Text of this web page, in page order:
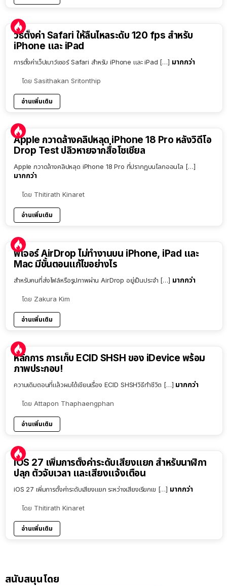
วิธีตั้งค่า Safari ให้ลื่นไหลระดับ 120 fps สำหรับ
iPhone และ iPad
การตั้งค่าเว็ปเบาว์เซอร์ Safari สำหรับ iPhone และ iPad […] มากกว่า
โดย Sasithakan Sritonthip
อ่านเพิ่มเติม
Apple กวาดล้างคลิปหลุด iPhone 18 Pro หลังวิดีโอ
Drop Test ปลิวหายจากสื่อโซเชียล
Apple กวาดล้างคลิปหลุด iPhone 18 Pro ที่ปรากฏบนโลกออนไล […]
มากกว่า
โดย Thitirath Kinaret
อ่านเพิ่มเติม
ฟีเจอร์ AirDrop ไม่ทำงานบน iPhone, iPad และ
Mac มีขั้นตอนแก้ไขอย่างไร
สำหรับคนที่ส่งไฟล์หรือรูปภาพผ่าน AirDrop อยู่เป็นประจำ […] มากกว่า
โดย Zakura Kim
อ่านเพิ่มเติม
หลักการ การเก็บ ECID SHSH ของ iDevice พร้อม
ภาพประกอบ!
ความเดิมตอนที่แล้วผมได้เขียนเรื่อง ECID SHSHวิธีทำชีวิต […] มากกว่า
โดย Attapon Thaphaengphan
อ่านเพิ่มเติม
iOS 27 เพิ่มการตั้งค่าระดับเสียงแยก สำหรับนาฬิกา
ปลุก ตัวจับเวลา และเสียงแจ้งเตือน
iOS 27 เพิ่มการตั้งค่าระดับเสียงแยก ระหว่างเสียงเรียกเข […] มากกว่า
โดย Thitirath Kinaret
อ่านเพิ่มเติม
สนับสนุนโดย